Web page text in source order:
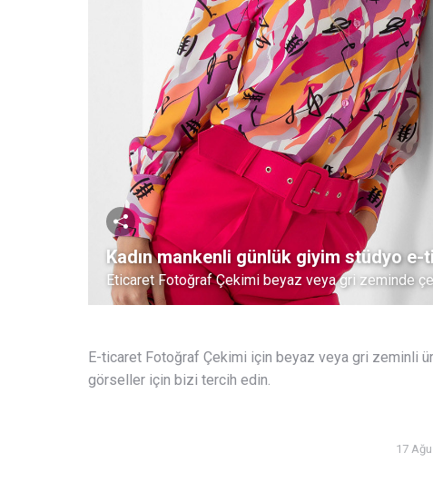
Kadın mankenli günlük giyim stüdyo
Eticaret Fotoğraf Çekimi beyaz veya gri zeminde
E-ticaret Fotoğraf Çekimi için beyaz veya gri zeminli
görseller için bizi tercih edin.
17